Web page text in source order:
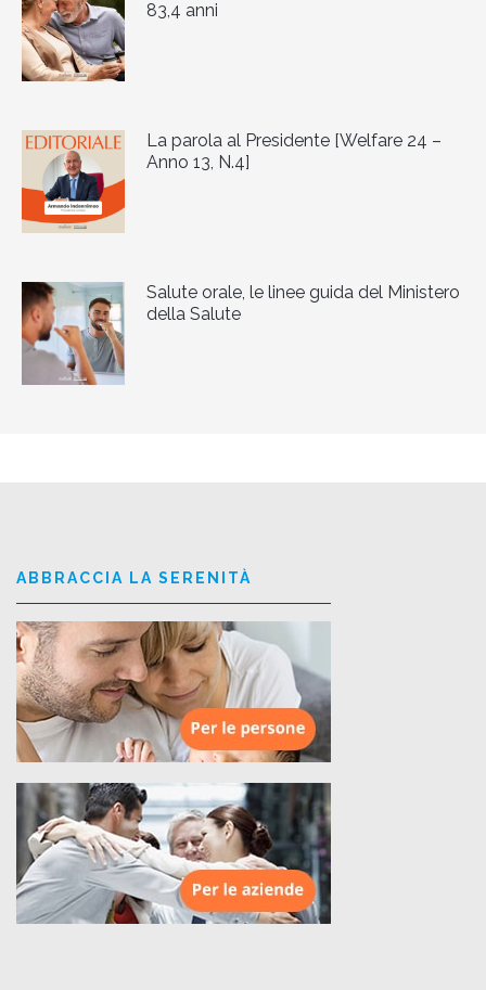
83,4 anni
La parola al Presidente [Welfare 24 –
Anno 13, N.4]
Salute orale, le linee guida del Ministero
della Salute
ABBRACCIA LA SERENITÀ